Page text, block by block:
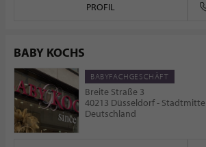
PROFIL
BABY KOCHS
BABYFACHGESCHÄFT
Breite Straße 3
40213 Düsseldorf - Stadtmitte
Deutschland